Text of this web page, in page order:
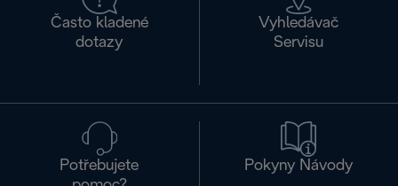
Často kladené
dotazy
Vyhledávač
Servisu
Potřebujete
Pokyny Návody